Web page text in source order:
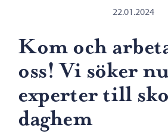
22.01.2024
Kom och
oss! Vi söker
experter till
daghem